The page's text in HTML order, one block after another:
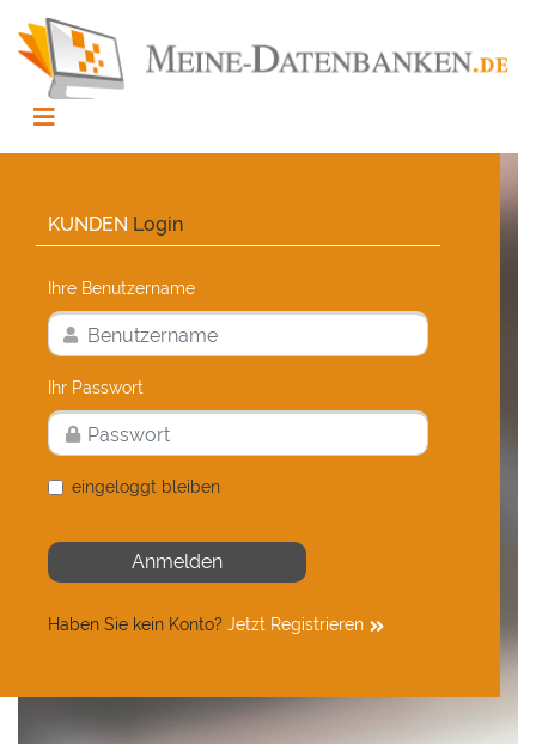
KUNDEN Login
Ihre Benutzername
Ihr Passwort
eingeloggt bleiben
Anmelden
Haben Sie kein Konto? Jetzt Registrieren